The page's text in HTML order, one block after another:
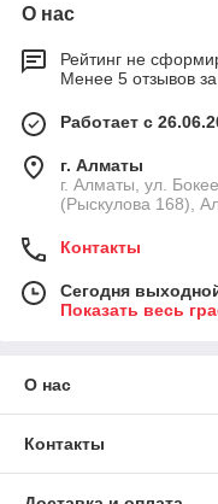
легко
без потери
выделяют вредных
Ассортимент
В нашем каталоге
теплоизоляционных
🔹Рулонная
🔹
вариант для
🔹
О нас
Рейтинг не
Менее 5 отзывов
Работает с
г. Алматы
г. Алматы, ул.
(Рыскулова 168),
Контакты
Сегодня
Показать весь
О нас
Контакты